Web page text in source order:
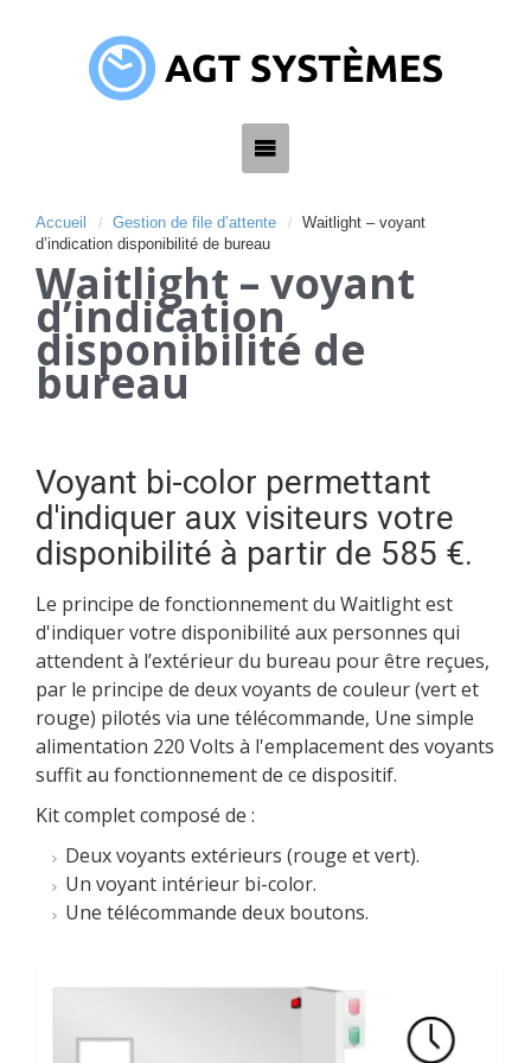
Accueil Gestion de file d’attente
Waitlight – voyant
d’indication disponibilité de bureau
Waitlight – voyant
d’indication
disponibilité de
bureau
Voyant bi-color permettant
d'indiquer aux visiteurs votre
disponibilité à partir de 585 €.
Le principe de fonctionnement du Waitlight est
d'indiquer votre disponibilité aux personnes qui
attendent à l’extérieur du bureau pour être reçues,
par le principe de deux voyants de couleur (vert et
rouge) pilotés via une télécommande, Une simple
alimentation 220 Volts à l'emplacement des voyants
suffit au fonctionnement de ce dispositif.
Kit complet composé de :
Deux voyants extérieurs (rouge et vert).
Un voyant intérieur bi-color.
Une télécommande deux boutons.